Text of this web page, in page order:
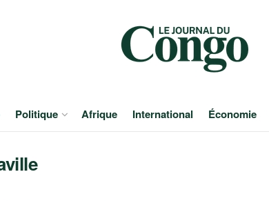
Politique Afrique International Économie